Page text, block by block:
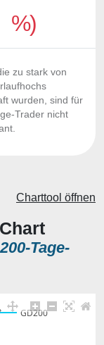
%)
zu stark von
wurden, sind für
Trader nicht
Tage-
Charttool öffnen
GD200